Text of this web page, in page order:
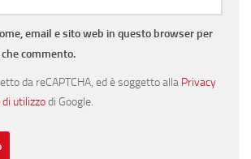
email e sito web in questo browser per
commento.
da reCAPTCHA, ed è soggetto alla Privacy
utilizzodi Google.